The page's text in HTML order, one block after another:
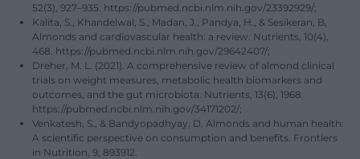
52(3), 927–935. https://pubmed.ncbi.nlm.nih.gov/23392929/;
Kalita, S., Khandelwal, S., Madan, J., Pandya, H., & Sesikeran, B,
Almonds and cardiovascular health: a review. Nutrients, 10(4),
468. https://pubmed.ncbi.nlm.nih.gov/29642407/;
Dreher, M. L. (2021). A comprehensive review of almond clinical
trials on weight measures, metabolic health biomarkers and
outcomes, and the gut microbiota. Nutrients, 13(6), 1968.
https://pubmed.ncbi.nlm.nih.gov/34171202/;
Venkatesh, S., & Bandyopadhyay, D, Almonds and human health:
A scientific perspective on consumption and benefits. Frontiers
in Nutrition, 9, 893912.